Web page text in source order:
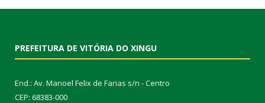
PREFEITURA DE VITÓRIA DO XINGU
End.: Av. Manoel Felix de Farias s/n - Centro
CEP: 68383-000